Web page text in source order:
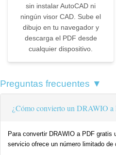
sin instalar AutoCAD ni
ningún visor CAD. Sube el
dibujo en tu navegador y
descarga el PDF desde
cualquier dispositivo.
Preguntas frecuentes ▼
¿Cómo convierto un DRAWIO a
Para convertir DRAWIO a PDF
servicio ofrece un número limitado